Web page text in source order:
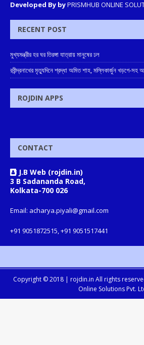
Developed By byPRISMHUB ONLINE
RECENT POST
মুখ্যমন্ত্রীর হর ঘর তিরঙ্গা যাত্রায় মানুষের ঢল
রবীন্দ্রনাথের মৃত্যুদিনে শ্রদ্ধা অমিত শাহ, মল্লিকার্জুন খড়গে-সহ
ROJDIN APPS
CONTACT
J.B Web (rojdin.in)
3 B Sadananda Road,
Kolkata-700 026
Email: acharya.piyali@gmail.com
+91 9051872515, +91 9051517441
Copyright © 2018 | rojdin.in All rights
Online Solutions Pvt.